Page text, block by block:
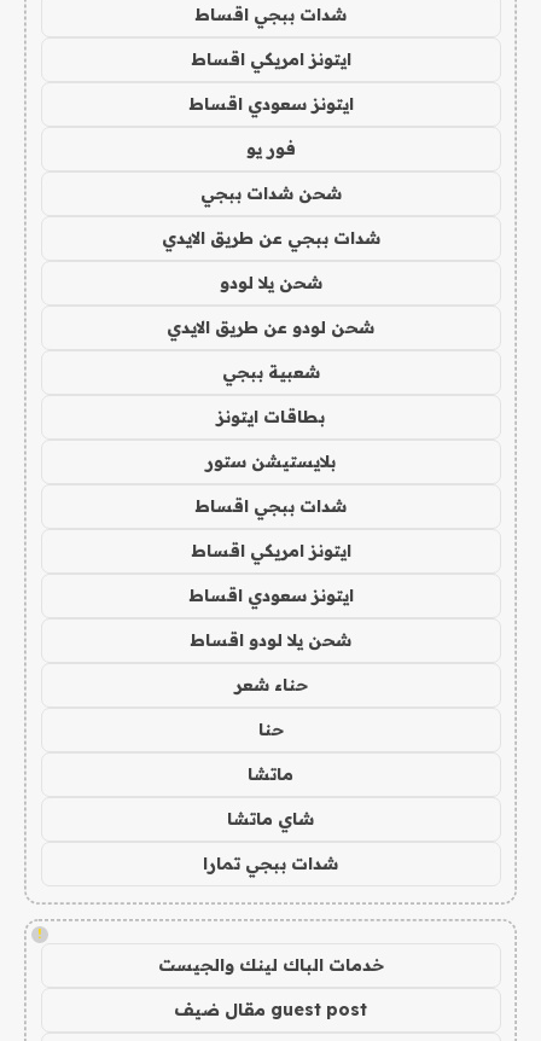
شدات ببجي اقساط
ايتونز امريكي اقساط
ايتونز سعودي اقساط
فور يو
شحن شدات ببجي
شدات ببجي عن طريق الايدي
شحن يلا لودو
شحن لودو عن طريق الايدي
شعبية ببجي
بطاقات ايتونز
بلايستيشن ستور
شدات ببجي اقساط
ايتونز امريكي اقساط
ايتونز سعودي اقساط
شحن يلا لودو اقساط
حناء شعر
حنا
ماتشا
شاي ماتشا
شدات ببجي تمارا
!
خدمات الباك لينك والجيست
guest post مقال ضيف